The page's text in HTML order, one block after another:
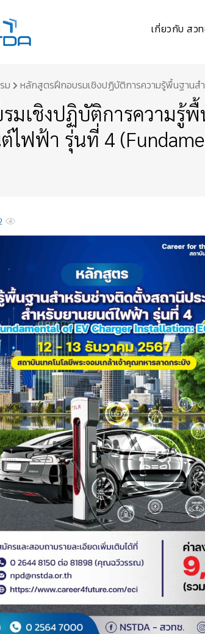
เกี่ยวกับ สว
ม
หลักสูตรฝึกอบรมเชิงปฏิบัติการความรู้พื้นฐาน
มเชิงปฏิบัติการความรู้
ฟฟ้า รุ่นที่ 4